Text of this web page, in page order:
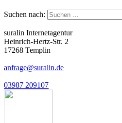
Suchen nach:
suralin Internetagentur
Heinrich-Hertz-Str. 2
17268 Templin
anfrage@suralin.de
03987 209107